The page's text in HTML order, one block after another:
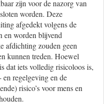
zijn voor de nazorg van
worden. Deze
afgedekt volgens de
en worden blijvend
afdichting zouden geen
kunnen treden. Hoewel
dat iets volledig risicoloos is,
regelgeving en de
risico’s voor mens en